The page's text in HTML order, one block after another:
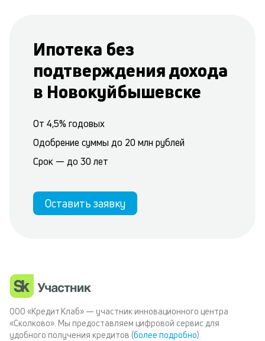
Ипотека без
подтверждения дохода
в Новокуйбышевске
От 4,5% годовых
Одобрение суммы до 20 млн рублей
Срок — до 30 лет
Оставить заявку
ООО «Кредит.Клаб» — участник инновационного центра
«Сколково». Мы предоставляем цифровой сервис для
удобного получения кредитов (более подробно).